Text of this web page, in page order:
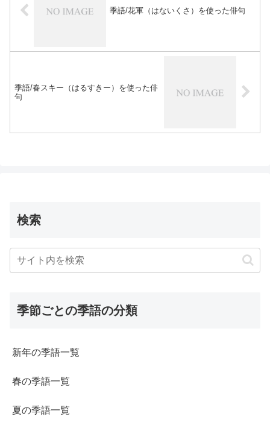
季語/花軍（はないくさ）を使った俳句
季語/春スキー（はるすきー）を使った俳
句
検索
季節ごとの季語の分類
新年の季語一覧
春の季語一覧
夏の季語一覧